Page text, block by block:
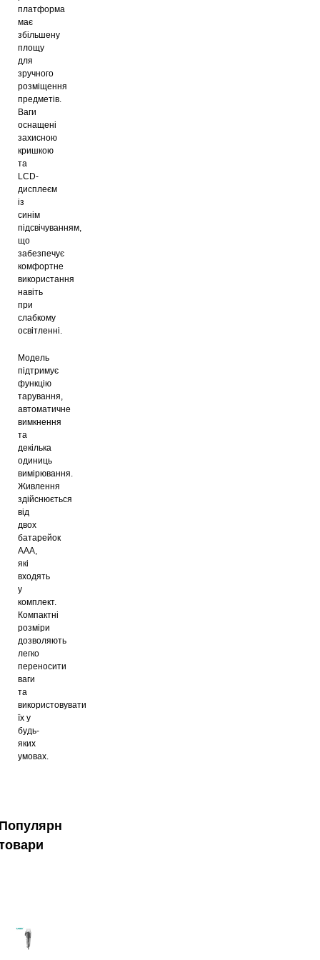
платформа
має
збільшену
площу
для
зручного
розміщення
предметів.
Ваги
оснащені
захисною
кришкою
та
LCD-
дисплеєм
із
синім
підсвічуванням,
що
забезпечує
комфортне
використання
навіть
при
слабкому
освітленні.
Модель
підтримує
функцію
тарування,
автоматичне
вимкнення
та
декілька
одиниць
вимірювання.
Живлення
здійснюється
від
двох
батарейок
AAA,
які
входять
у
комплект.
Компактні
розміри
дозволяють
легко
переносити
ваги
та
використовувати
їх у
будь-
яких
умовах.